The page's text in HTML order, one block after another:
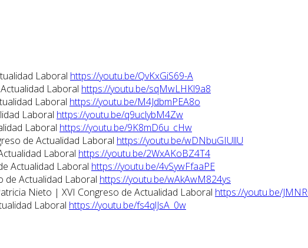
Laboral https://youtu.be/QvKxGiS69-A
Laboral https://youtu.be/sqMwLHKl9a8
Laboral https://youtu.be/M4JdbmPEA8o
Laboral https://youtu.be/q9uclybM4Zw
Laboral https://youtu.be/9K8mD6u_cHw
de Actualidad Laboral https://youtu.be/wDNbuGIUllU
Laboral https://youtu.be/2WxAKoBZ4T4
Actualidad Laboral https://youtu.be/4vSywFfaaPE
de Actualidad Laboral https://youtu.be/wAkAwM824ys
Nieto | XVI Congreso de Actualidad Laboral https://youtu.be/
Laboral https://youtu.be/fs4qlJsA_0w